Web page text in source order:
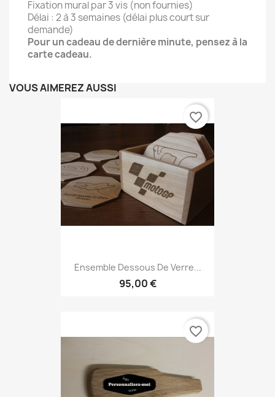
Fixation mural par 3 vis (non fournies)
Délai : 2 à 3 semaines (délai plus court sur
demande)
Pour un cadeau de dernière minute, pensez à la
carte cadeau.
VOUS AIMEREZ AUSSI
Ensemble Dessous De Verre...
95,00 €
favorite_border
favorite_border